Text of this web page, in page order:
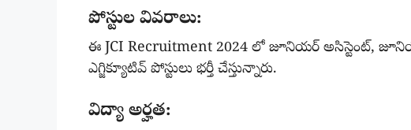
పోస్టుల వివరాలు:
ఈ JCI Recruitment 2024 లో జూనియర్ అసిస్టెంట్,
ఎగ్జిక్యూటివ్ పోస్టులు భర్తీ చేస్తున్నారు.
విద్యా అర్హత: